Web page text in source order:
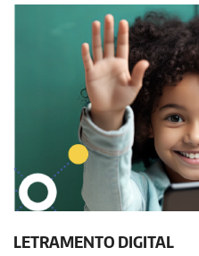
LETRAMENTO DIGITAL